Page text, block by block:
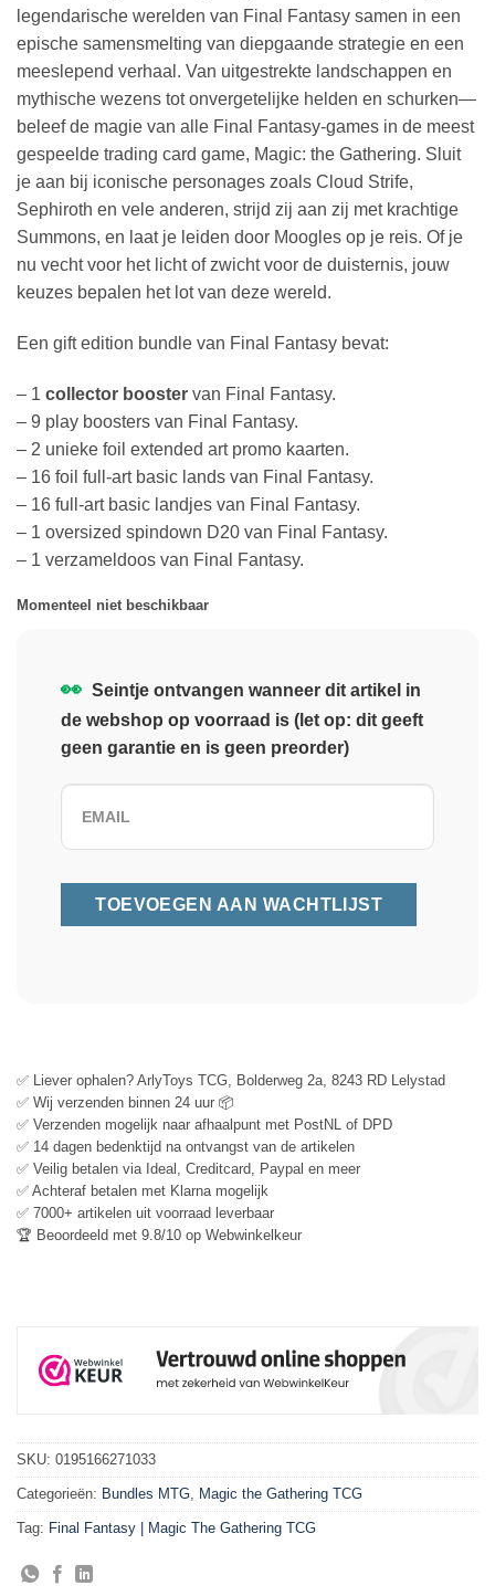
legendarische werelden van Final Fantasy samen in een
epische samensmelting van diepgaande strategie en een
meeslepend verhaal. Van uitgestrekte landschappen en
mythische wezens tot onvergetelijke helden en schurken—
beleef de magie van alle Final Fantasy-games in de meest
gespeelde trading card game, Magic: the Gathering. Sluit
je aan bij iconische personages zoals Cloud Strife,
Sephiroth en vele anderen, strijd zij aan zij met krachtige
Summons, en laat je leiden door Moogles op je reis. Of je
nu vecht voor het licht of zwicht voor de duisternis, jouw
keuzes bepalen het lot van deze wereld.
Een gift edition bundle van Final Fantasy bevat:
– 1 collector booster van Final Fantasy.
– 9 play boosters van Final Fantasy.
– 2 unieke foil extended art promo kaarten.
– 16 foil full-art basic lands van Final Fantasy.
– 16 full-art basic landjes van Final Fantasy.
– 1 oversized spindown D20 van Final Fantasy.
– 1 verzameldoos van Final Fantasy.
Momenteel niet beschikbaar
👀 Seintje ontvangen wanneer dit artikel in
de webshop op voorraad is (let op: dit geeft
geen garantie en is geen preorder)
✅ Liever ophalen? ArlyToys TCG, Bolderweg 2a, 8243 RD Lelystad
✅ Wij verzenden binnen 24 uur 📦
✅ Verzenden mogelijk naar afhaalpunt met PostNL of DPD
✅ 14 dagen bedenktijd na ontvangst van de artikelen
✅ Veilig betalen via Ideal, Creditcard, Paypal en meer
✅ Achteraf betalen met Klarna mogelijk
✅ 7000+ artikelen uit voorraad leverbaar
🏆 Beoordeeld met 9.8/10 op Webwinkelkeur
SKU: 0195166271033
Categorieën: Bundles MTG, Magic the Gathering TCG
Tag: Final Fantasy | Magic The Gathering TCG